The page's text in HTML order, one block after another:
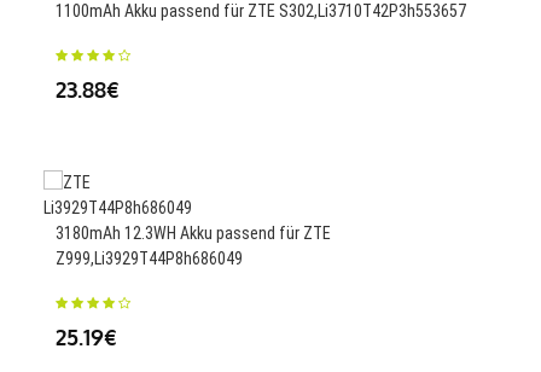
1100mAh Akku passend für ZTE S302,Li3710T42P3h553657
23.88€
3180mAh 12.3WH Akku passend für ZTE
Z999,Li3929T44P8h686049
25.19€